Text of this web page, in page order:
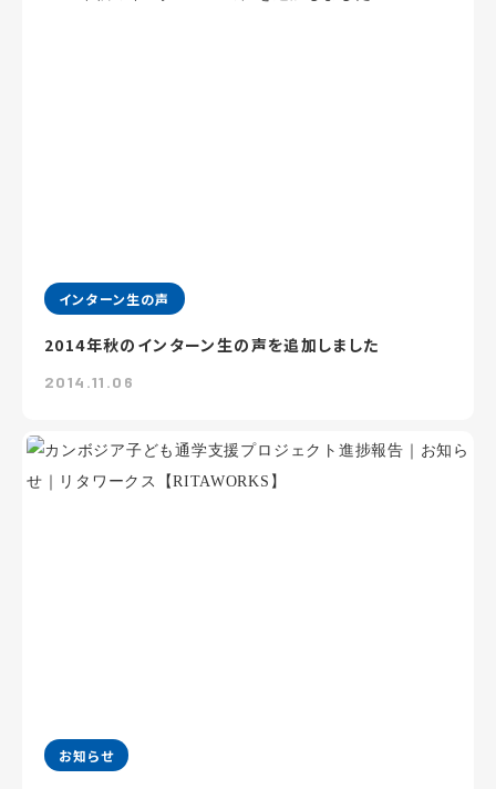
インターン生の声
2014年秋のインターン生の声を追加しました
2014.11.06
お知らせ